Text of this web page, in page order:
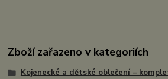
Zboží zařazeno v kategoriích
Kojenecké a dětské oblečení –